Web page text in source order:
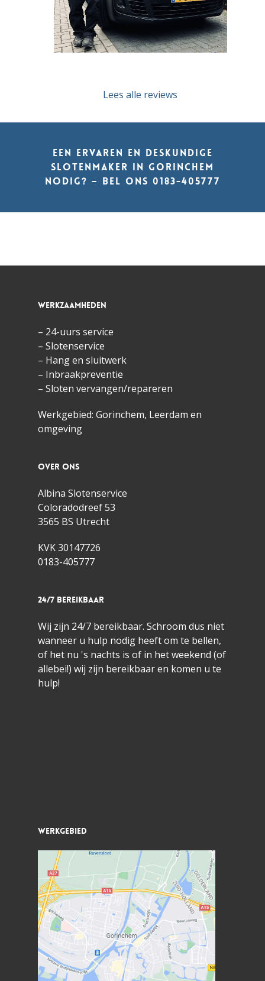
Lees alle reviews
Een ervaren en deskundige
slotenmaker in Gorinchem
nodig? – Bel ons 0183-405777
Werkzaamheden
– 24-uurs service
– Slotenservice
– Hang en sluitwerk
– Inbraakpreventie
– Sloten vervangen/repareren
Werkgebied: Gorinchem, Leerdam en
omgeving
Over ons
Albina Slotenservice
Coloradodreef 53
3565 BS Utrecht
KVK 30147726
0183-405777
24/7 bereikbaar
Wij zijn 24/7 bereikbaar. Schroom dus niet
wanneer u hulp nodig heeft om te bellen,
of het nu 's nachts is of in het weekend (of
allebei!) wij zijn bereikbaar en komen u te
hulp!
Werkgebied